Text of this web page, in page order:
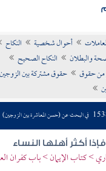
أحوال شخصية
النكاح
والبطلان
النكاح الصحيح
من حقوق
حقوق مشتركة بين الزوجين
في البحث عن (حسن المعاشرة بين الزوجين)
فإذا أكثر أهلها النساء
> كتاب الإيمان > باب كفران